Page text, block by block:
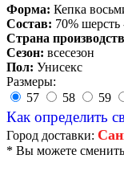
Форма: Кепка
Состав: 70% шерсть
Страна
Сезон: всесезон
Пол: Унисекс
Размеры:
57
58 59
Как определить
Город доставки:
* Вы можете